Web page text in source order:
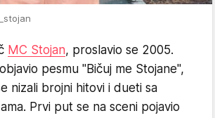
MC Stojan, proslavio se 2005.
pesmu "Bičuj me Stojane",
nizali brojni hitovi i dueti sa
Prvi put se na sceni pojavio